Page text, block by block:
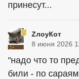
принесут...
ZлоyКот
8 июня 2026
"надо что то
били - по